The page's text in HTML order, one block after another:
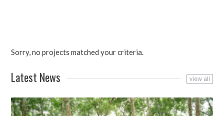
Sorry, no projects matched your criteria.
Latest News view all